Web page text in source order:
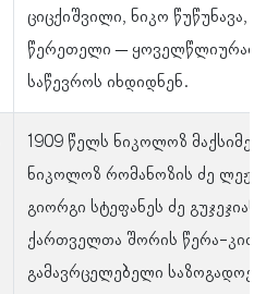
ციცქიშვილი, ნიკო წუწუნავა,
წერეთელი – ყოველწლიურად
საწევროს იხდიდნენ.
1909 წელს ნიკოლოზ მაქსიმეს
ნიკოლოზ რომანოზის ძე
გიორგი სტეფანეს ძე გუჯეჯიანი
ქართველთა შორის წერა-
გამავრცელებელი